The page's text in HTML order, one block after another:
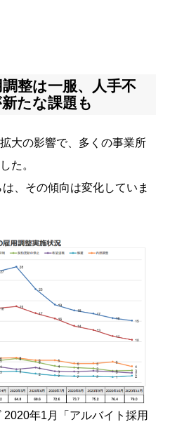
整は一服、人手不
たな課題も
大の影響で、多くの事業所
た。
、その傾向は変化していま
年1月「アルバイト採用